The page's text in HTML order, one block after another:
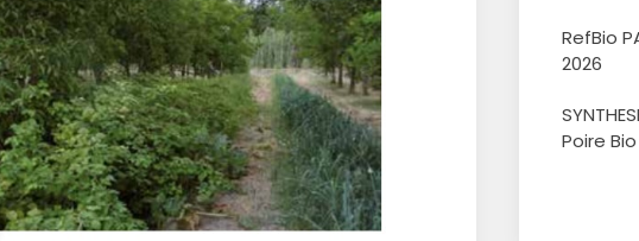
RefBio
2026
Poire Bio